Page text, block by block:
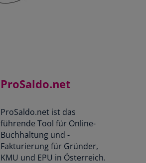
ProSaldo.net
ProSaldo.net ist das
führende Tool für Online-
Buchhaltung und -
Fakturierung für Gründer,
KMU und EPU in Österreich.